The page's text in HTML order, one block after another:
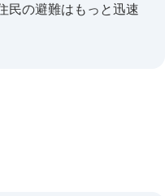
民の避難はもっと迅速